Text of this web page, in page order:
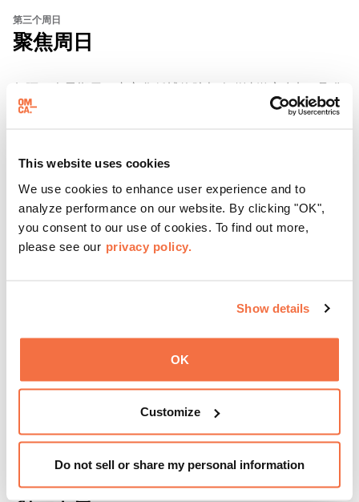
This website uses cookies
We use cookies to enhance user experience and to
analyze performance on our website. By clicking "OK",
you consent to our use of cookies. To find out more,
please see our privacy policy.
Show details
OK
Customize
Do not sell or share my personal information
第三个周日
聚焦周日
每隔三个星期天，东方华侨博物院都会邀请游客参加 "
聚焦
星期天 "活动，这是
一系列展示加州有识之士的对话、表演
了解更多
第一主日